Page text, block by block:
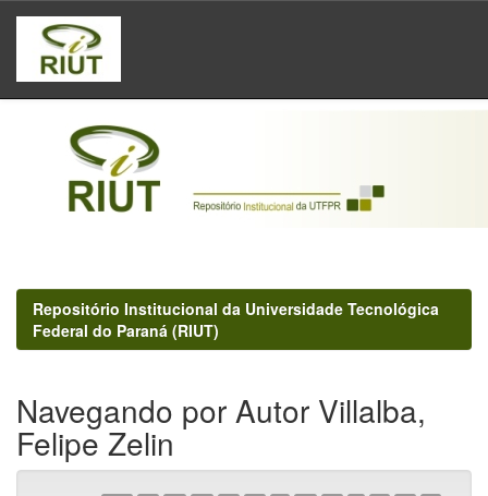
Skip
navigation
Repositório Institucional da Universidade Tecnológica
Federal do Paraná (RIUT)
Navegando por Autor Villalba,
Felipe Zelin